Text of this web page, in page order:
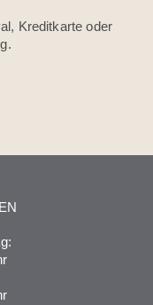
Kreditkarte oder